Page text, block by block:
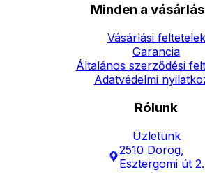
Minden a
Vásárlási feltetelek
Garancia
Általános szerződési
Adatvédelmi
Rólunk
Üzletünk
2510 Dorog,
Esztergomi út 2.